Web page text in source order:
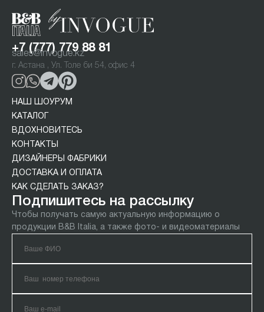
+7 (777) 779 88 81
sales@invogue.kz
г. Астана , Ул. Толе би 54, офис 4
НАШ ШОУРУМ
КАТАЛОГ
ВДОХНОВИТЕСЬ
КОНТАКТЫ
ДИЗАЙНЕРЫ ФАБРИКИ
ДОСТАВКА И ОПЛАТА
КАК СДЕЛАТЬ ЗАКАЗ?
Подпишитесь на рассылку
Чтобы получать самую актуальную информацию о
продукции B&B Italia, а также фото- и видеоматериалы